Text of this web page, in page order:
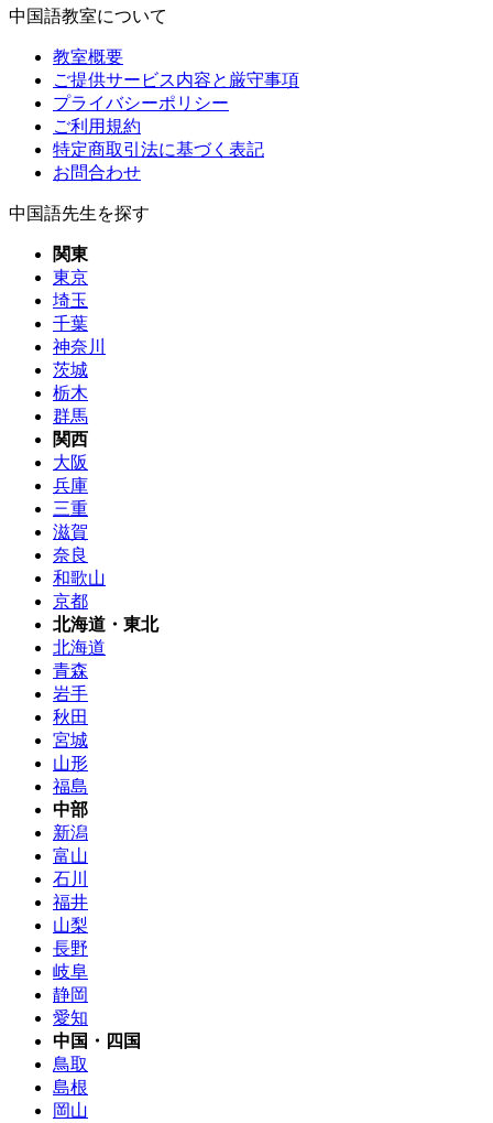
中国語教室について
教室概要
ご提供サービス内容と厳守事項
プライバシーポリシー
ご利用規約
特定商取引法に基づく表記
お問合わせ
中国語先生を探す
関東
東京
埼玉
千葉
神奈川
茨城
栃木
群馬
関西
大阪
兵庫
三重
滋賀
奈良
和歌山
京都
北海道・東北
北海道
青森
岩手
秋田
宮城
山形
福島
中部
新潟
富山
石川
福井
山梨
長野
岐阜
静岡
愛知
中国・四国
鳥取
島根
岡山